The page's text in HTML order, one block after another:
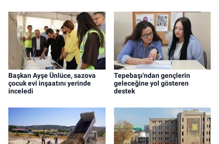
Başkan Ayşe Ünlüce, sazova
çocuk evi inşaatını yerinde
inceledi
Tepebaşı'ndan gençlerin
geleceğine yol gösteren
destek